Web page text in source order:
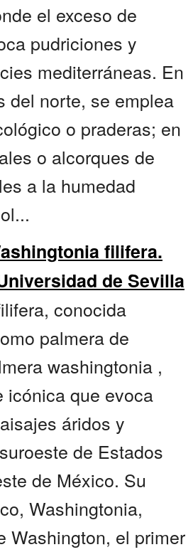
el exceso de
pudriciones y
mediterráneas. En
del norte, se emplea
o praderas; en
o alcorques de
a la humedad
filifera.
de Sevilla
conocida
palmera de
washingtonia ,
icónica que evoca
áridos y
de Estados
de México. Su
Washingtonia,
Washington, el primer